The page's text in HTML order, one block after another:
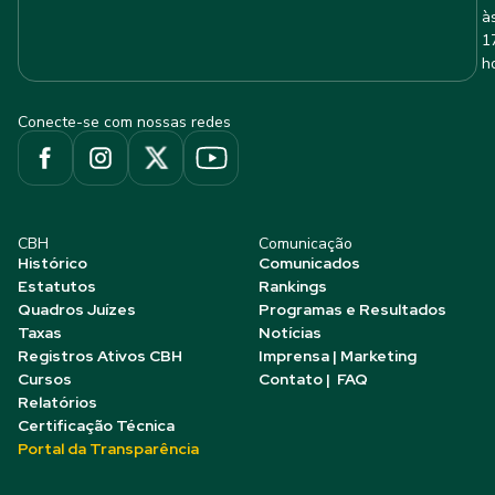
Conecte-se com nossas redes
CBH
Histórico
Estatutos
Quadros Juízes
Taxas
Registros Ativos CBH
Cursos
Relatórios
Certificação Técnica
Portal da Transparência
Comunicação
Comunicados
Rankings
Programas e Resultados
Notícias
Imprensa | Marketing
Contato | FAQ